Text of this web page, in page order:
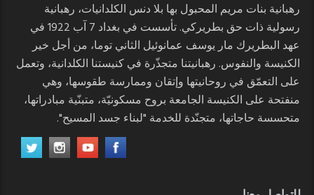
رهبانية بنات مريم المحبول بها بلا دنس الكلدانيات، رهبانية
رسولية ذات حق بطريركي. تأسست في بغداد 7 آب 1922 في
عهد البطريرك مار يوسف عمانوئيل الثاني توما، من أجل خير
الكنيسة والنفوس. رهبانيتنا متجذّرة في كنيستنا الكلدانية، وتعمل
على التعمّق في روحانيتها وإتقان وممارسة طقوسها، وهي
منفتحة على الكنيسة الجامعة بروح مسكونيّة، متبنّية مبادراتها،
متحسسة حاجاتها، متجنّدة للخدمة "لبناء جسد المسيح".